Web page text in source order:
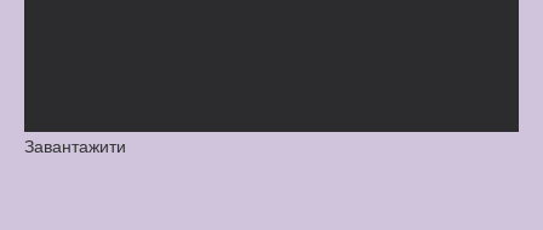
Завантажити